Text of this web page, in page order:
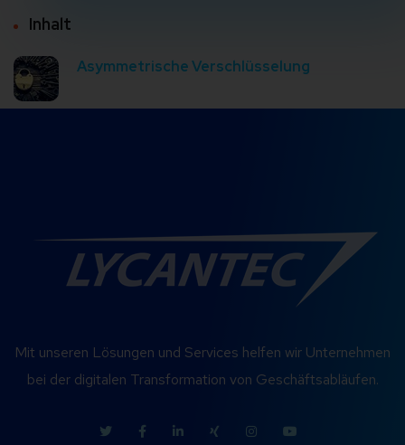
Inhalt
Asymmetrische Verschlüsselung
Symmetrische vs. Asymmetrische
Verschlüsselung
sind nicht das Gleiche!
Mit unseren Lösungen und Services helfen wir Unternehmen
bei der digitalen Transformation von Geschäftsabläufen.